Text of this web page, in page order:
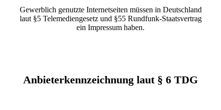
Gewerblich genutzte Internetseiten müssen in Deutschland
laut §5 Telemediengesetz und §55 Rundfunk-Staatsvertrag
ein Impressum haben.
Anbieterkennzeichnung laut § 6 TDG